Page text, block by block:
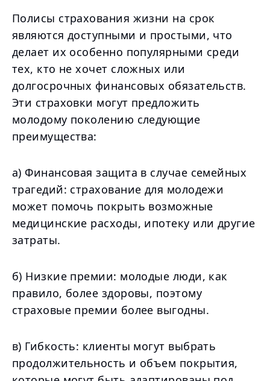
Полисы страхования жизни на срок
являются доступными и простыми, что
делает их особенно популярными среди
тех, кто не хочет сложных или
долгосрочных финансовых обязательств.
Эти страховки могут предложить
молодому поколению следующие
преимущества:
а) Финансовая защита в случае семейных
трагедий: страхование для молодежи
может помочь покрыть возможные
медицинские расходы, ипотеку или другие
затраты.
б) Низкие премии: молодые люди, как
правило, более здоровы, поэтому
страховые премии более выгодны.
в) Гибкость: клиенты могут выбрать
продолжительность и объем покрытия,